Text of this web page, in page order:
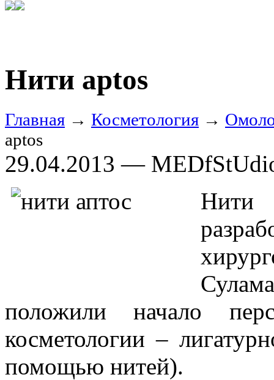
Нити aptos
Главная → Косметология →
aptos
29.04.2013 —
Нити
положили начало
косметологии –
помощью нитей).